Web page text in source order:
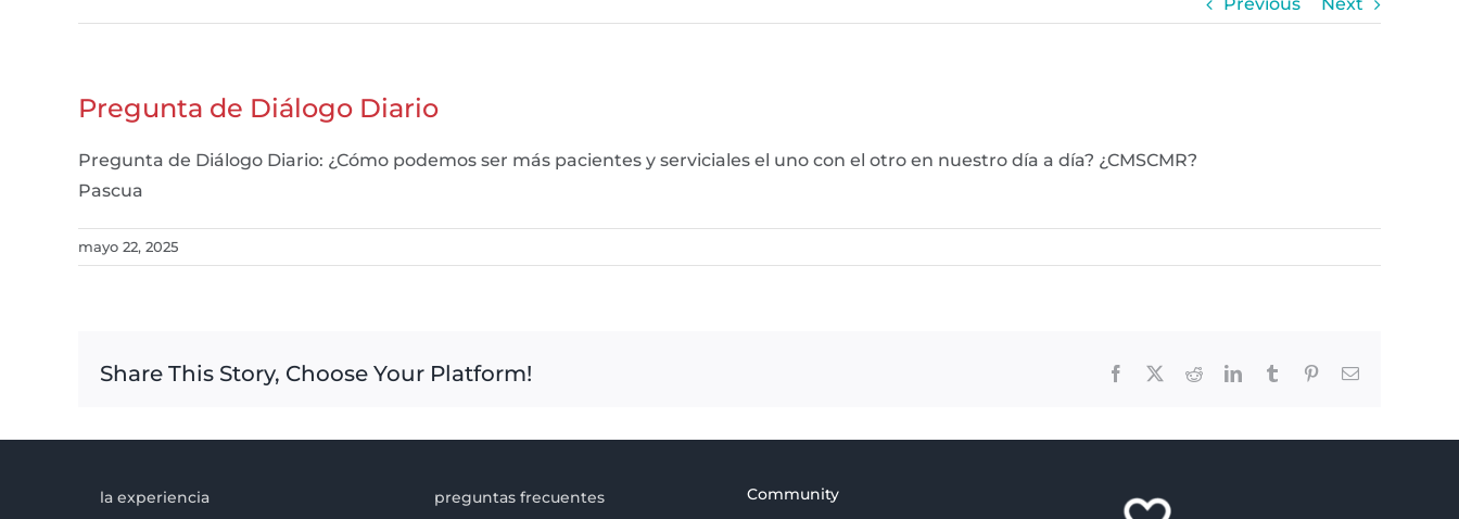
Pregunta de Diálogo Diario
Pregunta de Diálogo Diario: ¿Cómo podemos ser más pacientes y serviciales el uno con el otro en nuestro día a día? ¿CMSCMR?
Pascua
mayo 22, 2025
Share This Story, Choose Your Platform! Facebook RedditLinkedInTumblr PinterestEmail
la experiencia
preguntas frecuentes
Community